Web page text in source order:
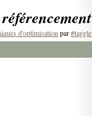
d'optimisation par#taggle